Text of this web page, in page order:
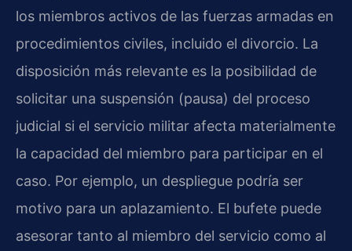
los miembros activos de las fuerzas armadas en
procedimientos civiles, incluido el divorcio. La
disposición más relevante es la posibilidad de
solicitar una suspensión (pausa) del proceso
judicial si el servicio militar afecta materialmente
la capacidad del miembro para participar en el
caso. Por ejemplo, un despliegue podría ser
motivo para un aplazamiento. El bufete puede
asesorar tanto al miembro del servicio como al